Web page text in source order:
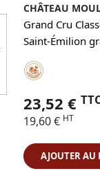
CHÂTEAU
Grand Cru
Saint-Émilion
23,52 €
19,60 € HT
AJOUTER AU